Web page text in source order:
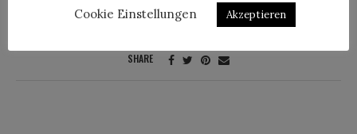
SHARE
Cookie Einstellungen
Akzeptieren